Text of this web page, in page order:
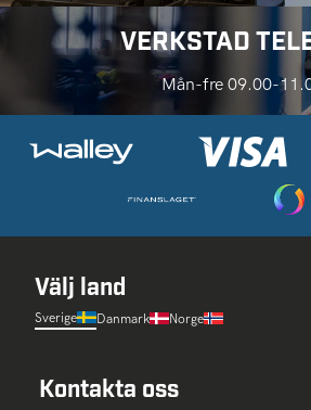
VERKSTAD
Mån-fre 09.00-
Välj land
Sverige Danmark Norge
Kontakta oss